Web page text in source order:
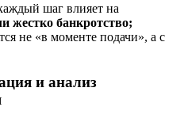
шаг влияет на
жестко банкротство;
не «в моменте подачи», а с
и анализ